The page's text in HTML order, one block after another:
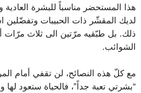
هذا المستحضر مناسباً للبشرة
لديك المقشّر ذات الحبيبات وتفضّلين
ذلك. بل طبّقيه مرّتين الى ثلاث
الشوائب.
مع كلّ هذه النصائح، لن تقفي أمام
“بشرتي تعبة جداً”، فالحياة ستعود